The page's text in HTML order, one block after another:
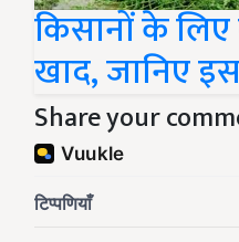
किसानों के लिए
खाद, जानिए
Share your